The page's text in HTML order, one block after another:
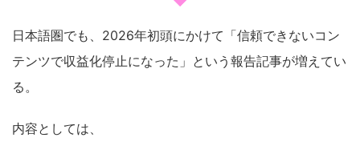
日本語圏でも、2026年初頭にかけて「信頼できないコン
テンツで収益化停止になった」という報告記事が増えてい
る。
内容としては、